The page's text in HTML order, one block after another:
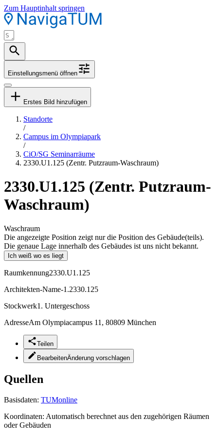
Zum Hauptinhalt springen
Einstellungsmenü öffnen
Erstes Bild hinzufügen
Standorte
/
Campus im Olympiapark
/
CiO/SG Seminarräume
2330.U1.125 (Zentr. Putzraum-Waschraum)
2330.U1.125 (Zentr. Putzraum-
Waschraum)
Waschraum
Die angezeigte Position zeigt nur die Position des Gebäude(teils).
Die genaue Lage innerhalb des Gebäudes ist uns nicht bekannt.
Ich weiß wo es liegt
Raumkennung2330.U1.125
Architekten-Name-1.2330.125
Stockwerk1. Untergeschoss
AdresseAm Olympiacampus 11, 80809 München
Teilen
BearbeitenÄnderung vorschlagen
Quellen
Basisdaten: TUMonline
Koordinaten: Automatisch berechnet aus den zugehörigen Räumen
oder Gebäuden